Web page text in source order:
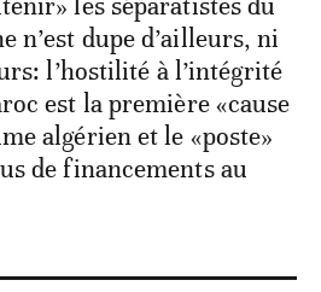
n’est dupe d’ailleurs, ni
l’hostilité à l’intégrité
est la première «cause
algérien et le «poste»
de financements au